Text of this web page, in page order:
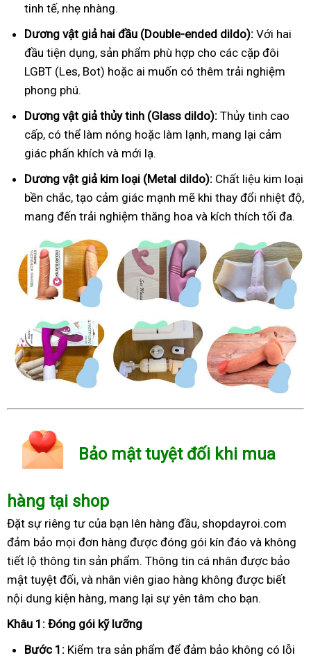
tinh tế, nhẹ nhàng.
Dương vật giả hai đầu (Double-ended dildo): Với hai
đầu tiện dụng, sản phẩm phù hợp cho các cặp đôi
LGBT (Les, Bot) hoặc ai muốn có thêm trải nghiệm
phong phú.
Dương vật giả thủy tinh (Glass dildo): Thủy tinh cao
cấp, có thể làm nóng hoặc làm lạnh, mang lại cảm
giác phấn khích và mới lạ.
Dương vật giả kim loại (Metal dildo): Chất liệu kim loại
bền chắc, tạo cảm giác mạnh mẽ khi thay đổi nhiệt độ,
mang đến trải nghiệm thăng hoa và kích thích tối đa.
Bảo mật tuyệt đối khi mua
hàng tại shop
Đặt sự riêng tư của bạn lên hàng đầu, shopdayroi.com
đảm bảo mọi đơn hàng được đóng gói kín đáo và không
tiết lộ thông tin sản phẩm. Thông tin cá nhân được bảo
mật tuyệt đối, và nhân viên giao hàng không được biết
nội dung kiện hàng, mang lại sự yên tâm cho bạn.
Khâu 1: Đóng gói kỹ lưỡng
Bước 1: Kiểm tra sản phẩm để đảm bảo không có lỗi